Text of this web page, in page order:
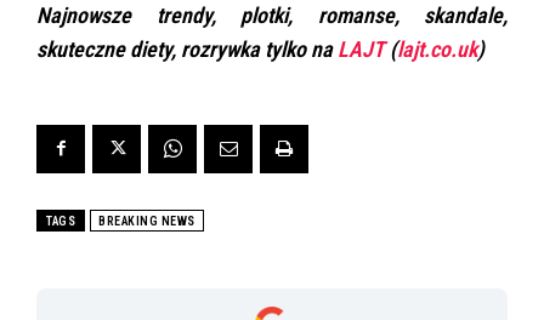
Najnowsze trendy, plotki, romanse, skandale,
skuteczne diety, rozrywka tylko naLAJT(lajt.co.uk)
TAGS BREAKING NEWS